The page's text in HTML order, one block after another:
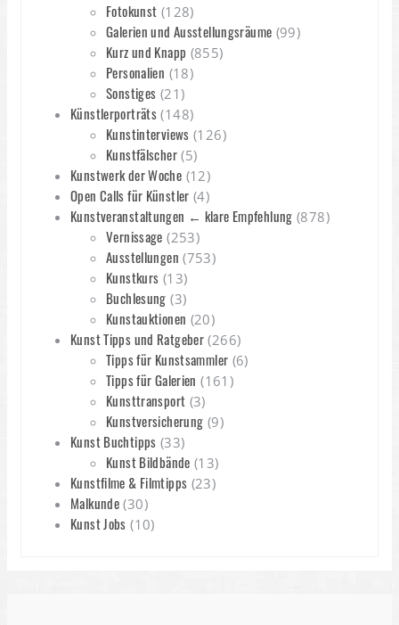
Fotokunst (128)
Galerien und Ausstellungsräume (99)
Kurz und Knapp (855)
Personalien (18)
Sonstiges (21)
Künstlerporträts (148)
Kunstinterviews (126)
Kunstfälscher(5)
Kunstwerk der Woche (12)
Open Calls für Künstler (4)
Kunstveranstaltungen ← klare Empfehlung (878)
Vernissage (253)
Ausstellungen (753)
Kunstkurs (13)
Buchlesung (3)
Kunstauktionen (20)
Kunst Tipps und Ratgeber (266)
Tipps für Kunstsammler (6)
Tipps für Galerien (161)
Kunsttransport (3)
Kunstversicherung (9)
Kunst Buchtipps (33)
Kunst Bildbände (13)
Kunstfilme & Filmtipps (23)
Malkunde (30)
Kunst Jobs (10)